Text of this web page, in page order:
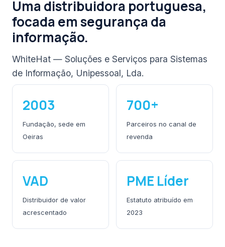
Uma distribuidora portuguesa,
focada em segurança da
informação.
WhiteHat — Soluções e Serviços para Sistemas
de Informação, Unipessoal, Lda.
2003
Fundação, sede em
Oeiras
700+
Parceiros no canal de
revenda
VAD
Distribuidor de valor
acrescentado
PME Líder
Estatuto atribuído em
2023